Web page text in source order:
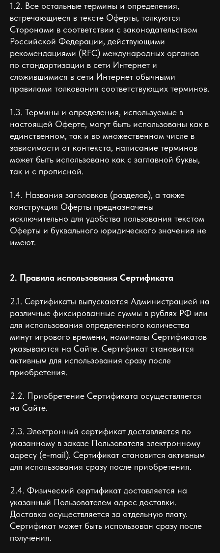
1.2. Все остальные термины и определения,
встречающиеся в тексте Оферты, толкуются
Сторонами в соответствии с законодательством
Российской Федерации, действующими
рекомендациями (RFC) международных органов
по стандартизации в сети Интернет и
сложившимися в сети Интернет обычными
правилами толкования соответствующих терминов.
1.3. Термины и определения, используемые в
настоящей Оферте, могут быть использованы как в
единственном, так и во множественном числе в
зависимости от контекста, написание терминов
может быть использовано как с заглавной буквы,
так и с прописной.
1.4. Названия заголовков (разделов), а также
конструкция Оферты предназначены
исключительно для удобства пользования текстом
Оферты и буквального юридического значения не
имеют.
2. Правила использования Сертификата
2.1. Сертификаты выпускаются Администрацией на
различные фиксированные суммы в рублях РФ или
для использования определенного количества
минут игрового времени, номиналы Сертификатов
указываются на Сайте. Сертификат становится
активным для использования сразу после
приобретения.
2.2. Приобретение Сертификата осуществляется
на Сайте.
2.3. Электронный сертификат доставляется по
указанному в заказе Пользователя электронному
адресу (e-mail). Сертификат становится активным
для использования сразу после приобретения.
2.4. Физический сертификат доставляется на
указанный Пользователем адрес доставки.
Доставка осуществляется за отдельную плату.
Сертификат может быть использован сразу после
получения.